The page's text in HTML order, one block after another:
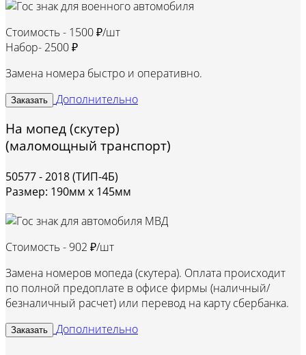
Стоимость - 1500 ₽/шт
Набор- 2500 ₽
Замена номера быстро и оперативно.
Заказать Дополнительно
На мопед (скутер)
(маломощный транспорт)
50577 - 2018 (ТИП-4Б)
Размер: 190мм х 145мм
Стоимость - 902 ₽/шт
Замена номеров мопеда (скутера). Оплата происходит
по полной предоплате в офисе фирмы (наличный/
безналичный расчет) или перевод на карту сбербанка.
Заказать Дополнительно